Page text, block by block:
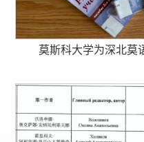
莫斯科大学为深北莫